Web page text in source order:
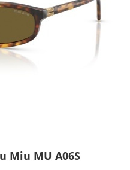
Miu MU A06S